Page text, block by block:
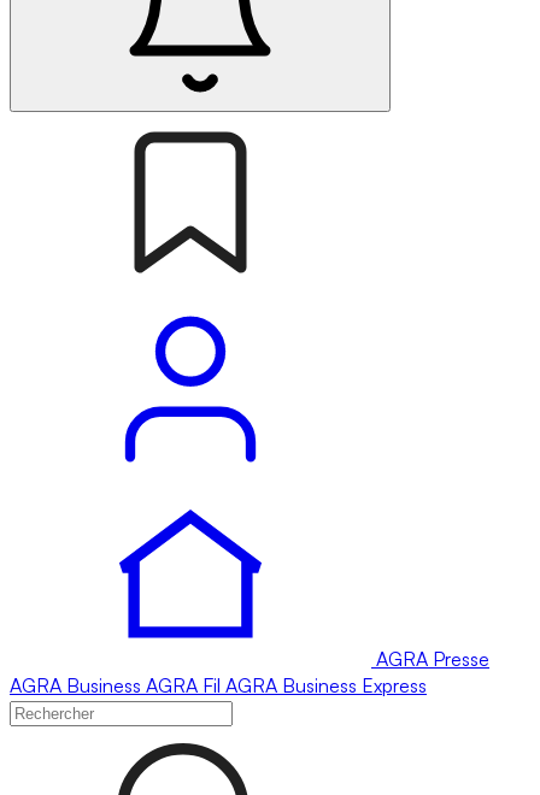
AGRA Presse
AGRA Business AGRA Fil AGRA Business Express